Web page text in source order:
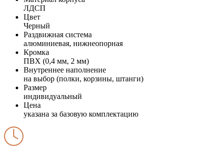
ЛДСП
Цвет
Черный
Раздвижная система
алюминиевая, нижнеопорная
Кромка
ПВХ (0,4 мм, 2 мм)
Внутреннее наполнение
на выбор (полки, корзины, штанги)
Размер
индивидуальный
Цена
указана за базовую комплектацию